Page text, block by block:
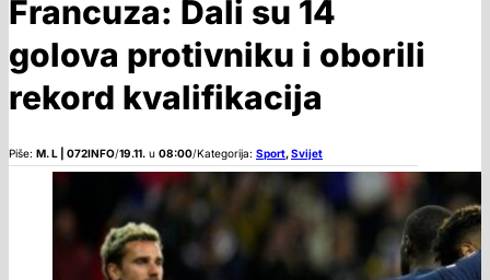
Francuza: Dali su 14
golova protivniku i oborili
rekord kvalifikacija
Piše: M. L | 072INFO/19.11. u 08:00/Kategorija: Sport,Svijet